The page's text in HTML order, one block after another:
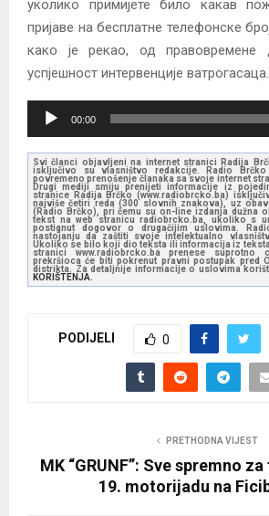
уколико примијете било какав
пријаве на бесплатне телефонске
како је рекао, од правовремене
успјешност интервенције ватрогасаца.
u
d
o
P
a
00:00
Svi članci objavljeni na internet stranici Radija
isključivo su vlasništvo redakcije. Radio
povremeno prenošenje članaka sa svoje internet
Drugi mediji smiju prenijeti informacije iz
stranice Radija Brčko (www.radiobrcko.ba)
najviše četiri reda (300 slovnih znakova), uz
(Radio Brčko), pri čemu su on-line izdanja dužna
tekst na web stranicu radiobrcko.ba, ukoliko s
postignut dogovor o drugačijim uslovima.
nastojanju da zaštiti svoje intelektualno
Ukoliko se bilo koji dio teksta ili informacija iz
stranici www.radiobrcko.ba prenese suprotno
prekršioca će biti pokrenut pravni postupak pred
distrikta. Za detaljnije informacije o uslovima
KORIŠTENJA.
PODIJELI 0
PRETHODNA VIJEST
MK “GRUNF”: Sve spremno
19. motorijadu na